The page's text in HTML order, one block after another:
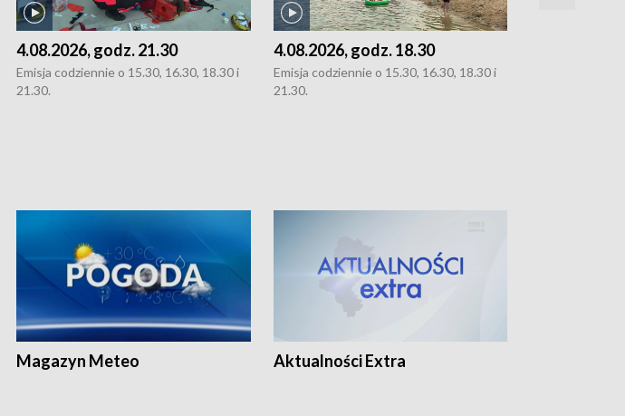
4.08.2026, godz. 21.30
Emisja codziennie o 15.30, 16.30, 18.30 i
21.30.
4.08.2026, godz. 18.30
Emisja codziennie o 15.30, 16.30, 18.30 i
21.30.
Magazyn Meteo Aktualności Extra